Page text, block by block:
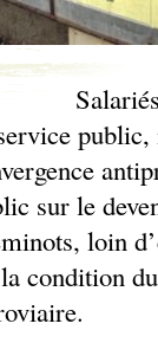
et
public,
sur le
loin
condition